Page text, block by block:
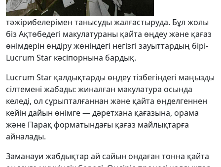
тәжірибелерімен танысуды жалғастыруда. Бұл жолы
біз Ақтөбедегі макулатураны қайта өңдеу және қағаз
өнімдерін өндіру жөніндегі негізгі зауыттардың бірі-
Lucrum Star кәсіпорнына бардық.
Lucrum Star қалдықтарды өңдеу тізбегіндегі маңызды
сілтемені жабады: жиналған макулатура осында
келеді, ол сұрыпталғаннан және қайта өңделгеннен
кейін дайын өнімге — дәретхана қағазына, орама
және Парақ форматындағы қағаз майлықтарға
айналады.
Заманауи жабдықтар ай сайын ондаған тонна қайта